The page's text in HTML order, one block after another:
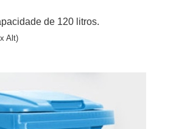
de 120 litros.
Alt)